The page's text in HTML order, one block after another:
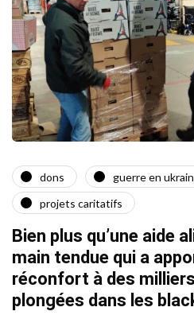
dons
guerre en
projets caritatifs
Bien plus qu’une aide
main tendue qui a
réconfort à des
plongées dans les